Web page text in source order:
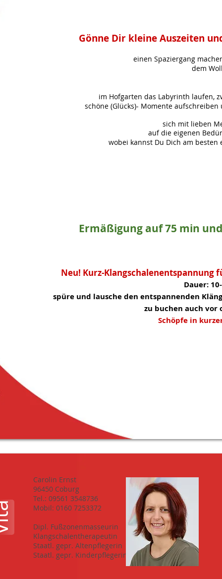
Gönne Dir kleine Auszeiten
einen Spaziergang
dem Wolkenspiel
im Hofgarten das Labyrinth laufen, zwischen
schöne (Glücks)- Momente aufschreiben und in
sich mit lieben
auf die eigenen Bedürfnisse achten
wobei kannst Du Dich am besten erholen? -
Ermäßigung auf 75 min
Neu! Kurz-
Dauer:
spüre und lausche den entspannenden Klängen
zu buchen auch vor oder nach
Schöpfe in
Carolin Ernst
96450 Coburg
Tel.: 09561 3548736
Mobil: 0160 7253372
Dipl. Fußzonenmasseurin
Klangschalentherapeutin
Staatl. gepr. Altenpflegerin
Staatl. gepr. Kinderpflegerin